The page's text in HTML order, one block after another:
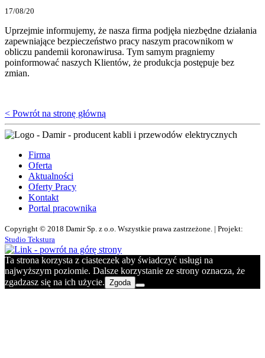
17/08/20
Uprzejmie informujemy, że nasza firma podjęła niezbędne działania
zapewniające bezpieczeństwo pracy naszym pracownikom w
obliczu pandemii koronawirusa. Tym samym pragniemy
poinformować naszych Klientów, że produkcja postępuje bez
zmian.
< Powrót na stronę główną
Firma
Oferta
Aktualności
Oferty Pracy
Kontakt
Portal pracownika
Copyright © 2018 Damir Sp. z o.o. Wszystkie prawa zastrzeżone. | Projekt:
Studio Tekstura
Ta strona korzysta z ciasteczek aby świadczyć usługi na
najwyższym poziomie. Dalsze korzystanie ze strony oznacza, że
zgadzasz się na ich użycie. Zgoda